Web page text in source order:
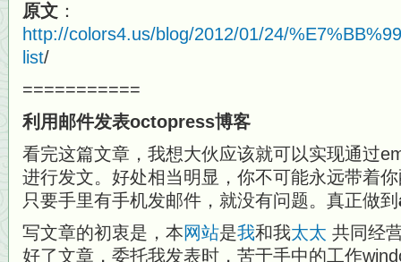
原文 ：
http://colors4.us/blog/2012/01/24/
list/
===========
利用邮件发表octopress博客
看完这篇文章，我想大伙应该就可以实现通过
进行发文。好处相当明显，你不可能永远带着
只要手里有手机发邮件，就没有问题。真正做到
写文章的初衷是，本网站是我和我太太 共同经
好了文章，委托我发表时，苦于手中的工作